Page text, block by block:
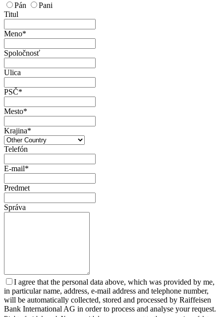
Pán
Pani
Titul
Meno*
Spoločnosť
Ulica
PSČ*
Mesto*
Krajina*
Telefón
E-mail*
Predmet
Správa
I agree that the personal data above, which was provided by me,
in particular name, address, e-mail address and telephone number,
will be automatically collected, stored and processed by Raiffeisen
Bank International AG in order to process and analyse your request.